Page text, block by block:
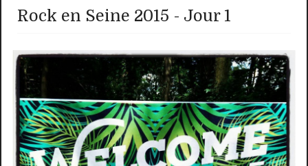
Rock en Seine 2015 - Jour 1